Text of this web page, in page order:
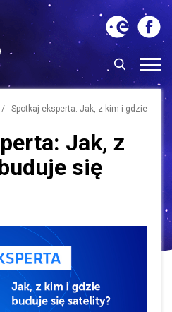
/ Spotkaj eksperta: Jak, z kim i gdzie
Jak, z
się